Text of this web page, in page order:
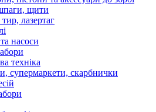
щити
лазертаг
насоси
техніка
супермаркети, скарбнички